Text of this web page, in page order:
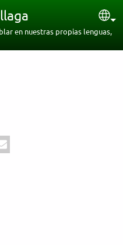
en nuestras propias lenguas,